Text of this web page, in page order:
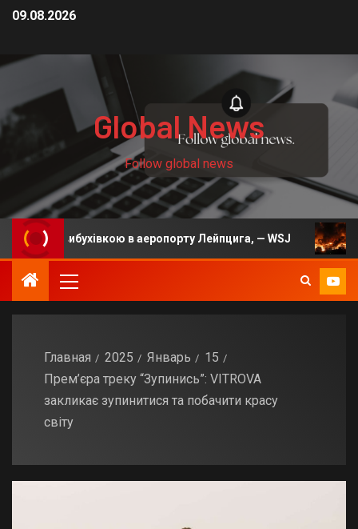
09.08.2026
Global News
Follow global news
в аеропорту Лейпцига, — WSJ На
Главная 2025 Январь
15
Прем’єра треку “Зупинись”: VITROVA
закликає зупинитися та побачити красу
світу